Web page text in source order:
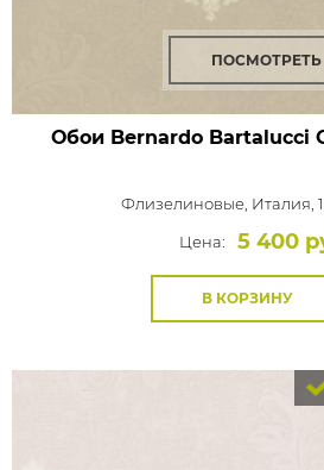
ПОСМОТРЕТЬ
Обои Bernardo Bartalucci
Флизелиновые, Италия,
Цена:
5 400
В КОРЗИНУ